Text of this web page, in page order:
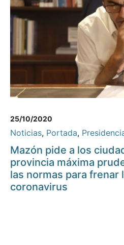
25/10/2020
Noticias, Portada,
Mazón pide a los
provincia máxima
las normas para frenar
coronavirus